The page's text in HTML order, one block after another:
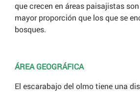
que crecen en áreas paisajistas
mayor proporción que los que se
bosques.
ÁREA GEOGRÁFICA
El escarabajo del olmo tiene una